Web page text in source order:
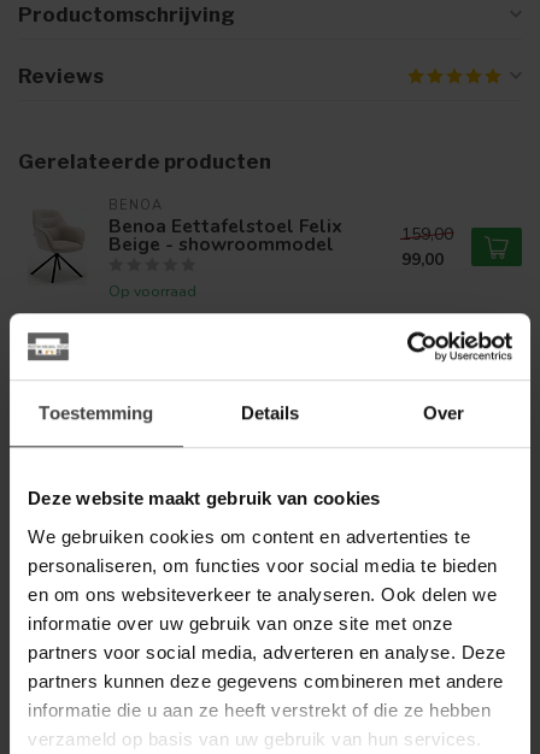
Toestemming Details Over
Deze website maakt gebruik van cookies
We gebruiken cookies om content en advertenties te
personaliseren, om functies voor social media te bieden
en om ons websiteverkeer te analyseren. Ook delen we
informatie over uw gebruik van onze site met onze
partners voor social media, adverteren en analyse. Deze
partners kunnen deze gegevens combineren met andere
informatie die u aan ze heeft verstrekt of die ze hebben
verzameld op basis van uw gebruik van hun services.
Productomschrijving
Reviews
Gerelateerde producten
BENOA
Benoa Eettafelstoel Felix
Beige - showroommodel
Op voorraad
159,00
99,00
Label51 Eetkamerstoel Amalfi
Brons 169,00
Benoa Eetkamerstoel Emilie
Adore 24 terracotta
Op voorraad
159,00
Label51 Eetkamerstoel Cannes
- Mushroom - Royal Boucle -
Brons Metalen Frame 229,00